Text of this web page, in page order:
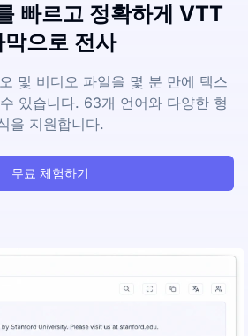
빠르고 정확하게 VTT
막으로 전사
및 비디오 파일을 몇 분 만에 텍스
있습니다. 63개 언어와 다양한 형
을 지원합니다.
무료 체험하기